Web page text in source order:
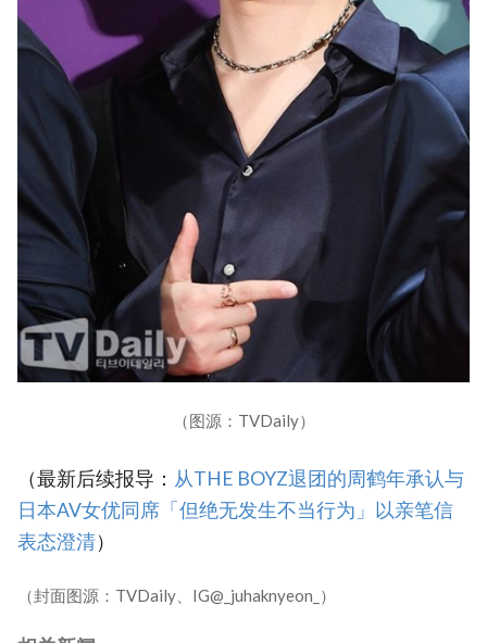
（图源：TVDaily）
（最新后续报导： 从THE BOYZ退团的周鹤年承认与
日本AV女优同席「但绝无发生不当行为」以亲笔信
表态澄清）
（封面图源：TVDaily、IG@_juhaknyeon_）